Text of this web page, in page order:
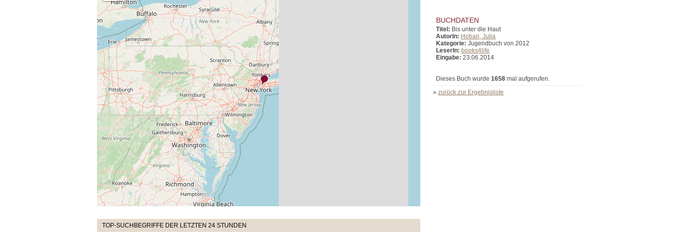
TOP-SUCHBEGRIFFE DER LETZTEN 24 STUNDEN
BUCHDATEN
Titel: Bis unter die Haut
AutorIn: Hoban, Julia
Kategorie: Jugendbuch von 2012
LeserIn: books4life
Eingabe: 23.06.2014
Dieses Buch wurde 1658 mal aufgerufen.
» zurück zur Ergebnisliste